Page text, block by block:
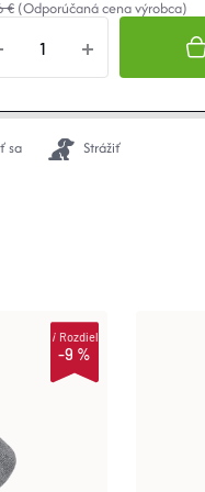
€ (Odporúčaná cena výrobca)
sa Strážiť
-9 %
iRozdiel